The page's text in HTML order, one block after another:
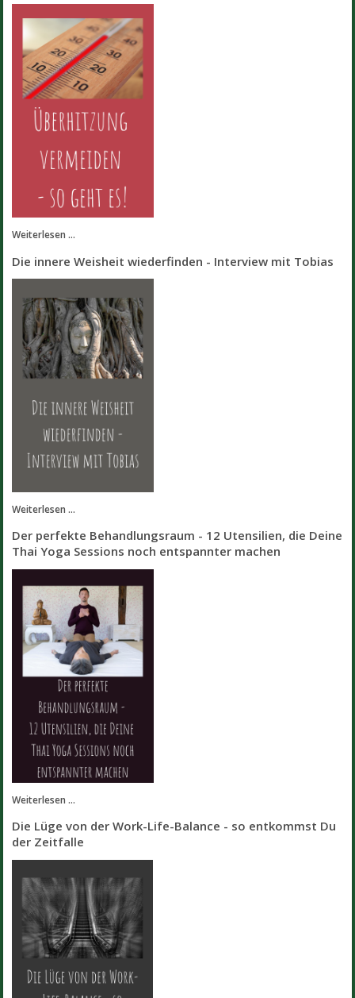
Weiterlesen ...
Die innere Weisheit wiederfinden - Interview mit Tobias
Weiterlesen ...
Der perfekte Behandlungsraum - 12 Utensilien, die Deine
Thai Yoga Sessions noch entspannter machen
Weiterlesen ...
Die Lüge von der Work-Life-Balance - so entkommst Du
der Zeitfalle